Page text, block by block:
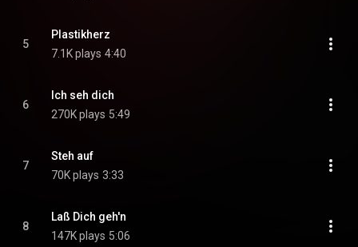
5
Plastikherz
7.1K plays 4:40
6
Ich seh dich
270K plays 5:49
7
Steh auf
70K plays 3:33
8
Laß Dich geh'n
147K plays 5:06